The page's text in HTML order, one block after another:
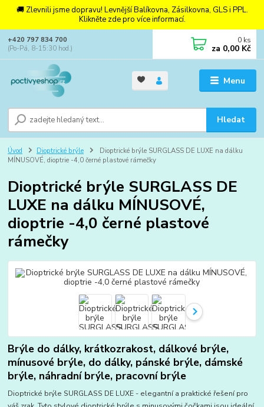
🚚 Zlevnili jsme dopravu! Levnější Balíkovna, Zásilkovna, GLS i PPL.
Klikněte zde pro více informací.
Menu
Hledat
+420 797 834 700
(Po-Pá, 8-15:30 hod.)
0 ks
za 0,00 Kč
Úvod Dioptrické brýle
Dioptrické brýle SURGLASS DE LUXE na dálku
MÍNUSOVÉ, dioptrie -4,0 černé plastové rámečky
Dioptrické brýle SURGLASS DE
LUXE na dálku MÍNUSOVÉ,
dioptrie -4,0 černé plastové
rámečky
Brýle do dálky, krátkozrakost, dálkové brýle,
mínusové brýle, do dálky, pánské brýle, dámské
brýle, náhradní brýle, pracovní brýle
Dioptrické brýle SURGLASS DE LUXE - elegantní a praktické řešení pro